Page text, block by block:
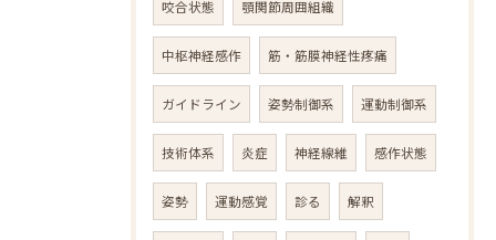
咬合状態 顎関節周囲組織
中枢神経感作 筋・筋膜神経性疼痛
ガイドライン 姿勢制御系 運動制御系
技術体系 炎症 神経線維 感作状態
姿勢 運動感覚 診る 解釈